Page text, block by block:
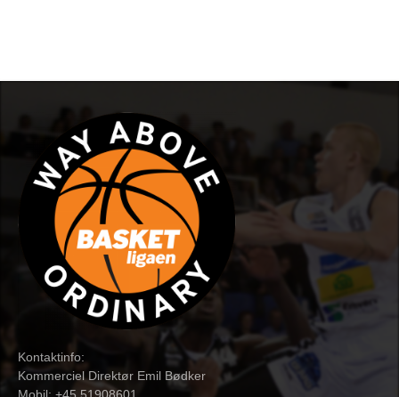
Kontaktinfo:
Kommerciel Direktør Emil Bødker
Mobil: +45 51908601